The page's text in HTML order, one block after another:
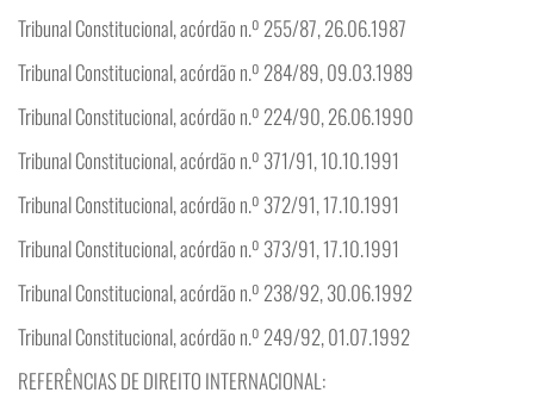
Tribunal Constitucional, acórdão n.º 255/87, 26.06.1987
Tribunal Constitucional, acórdão n.º 284/89, 09.03.1989
Tribunal Constitucional, acórdão n.º 224/90, 26.06.1990
Tribunal Constitucional, acórdão n.º 371/91, 10.10.1991
Tribunal Constitucional, acórdão n.º 372/91, 17.10.1991
Tribunal Constitucional, acórdão n.º 373/91, 17.10.1991
Tribunal Constitucional, acórdão n.º 238/92, 30.06.1992
Tribunal Constitucional, acórdão n.º 249/92, 01.07.1992
REFERÊNCIAS DE DIREITO INTERNACIONAL: